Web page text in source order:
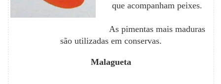
que acompanham peixes.
As pimentas mais maduras
são utilizadas em conservas.
Malagueta